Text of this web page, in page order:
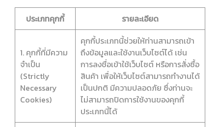
ประเภทคุกกี้ รายละเอียด
1. คุกกี้ที่มีความ
จำเป็น
(Strictly
Necessary
Cookies)
คุกกี้ประเภทนี้ช่วยให้ท่านสามารถเข้า
ถึงข้อมูลและใช้งานเว็บไซต์ได้ เช่น
การลงชื่อเข้าใช้เว็บไซต์ หรือการสั่งซื้อ
สินค้า เพื่อให้เว็บไซต์สามารถทำงานได้
เป็นปกติ มีความปลอดภัย ซึ่งท่านจะ
ไม่สามารถปิดการใช้งานของคุกกี้
ประเภทนี้ได้